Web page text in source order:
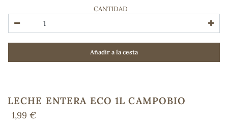
CANTIDAD
Añadir a la cesta
LECHE ENTERA ECO 1L CAMPOBIO
1,99 €